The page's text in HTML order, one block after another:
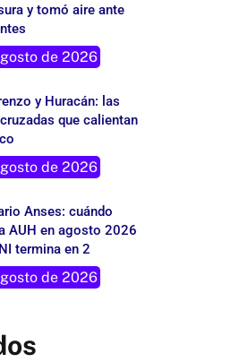
y tomó aire ante
de 2026
y Huracán: las
que calientan
de 2026
Anses: cuándo
AUH en agosto 2026
termina en 2
de 2026